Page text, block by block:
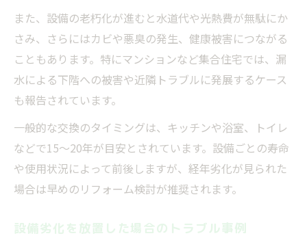
また、設備の老朽化が進むと水道代や光熱費が無駄にか
さみ、さらにはカビや悪臭の発生、健康被害につながる
こともあります。特にマンションなど集合住宅では、漏
水による下階への被害や近隣トラブルに発展するケース
も報告されています。
一般的な交換のタイミングは、キッチンや浴室、トイレ
などで15～20年が目安とされています。設備ごとの寿命
や使用状況によって前後しますが、経年劣化が見られた
場合は早めのリフォーム検討が推奨されます。
設備劣化を放置した場合のトラブル事例